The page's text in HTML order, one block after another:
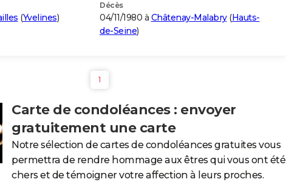
(Yvelines)
Décès
04/11/1980 à Châtenay-Malabry(Hauts-
de-Seine)
1
Carte de condoléances : envoyer
gratuitement une carte
Notre sélection de cartes de condoléances gratuites vous
permettra de rendre hommage aux êtres qui vous ont été
chers et de témoigner votre affection à leurs proches.